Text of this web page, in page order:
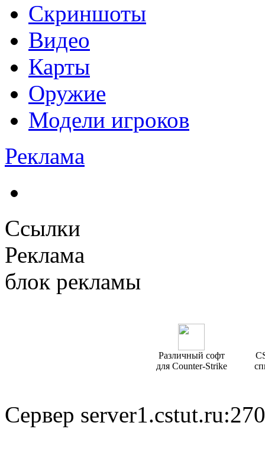
Скриншоты
Видео
Карты
Оружие
Модели игроков
Реклама
Ссылки
Реклама
блок рекламы
Различный софт
для Counter-Strike
Сервер